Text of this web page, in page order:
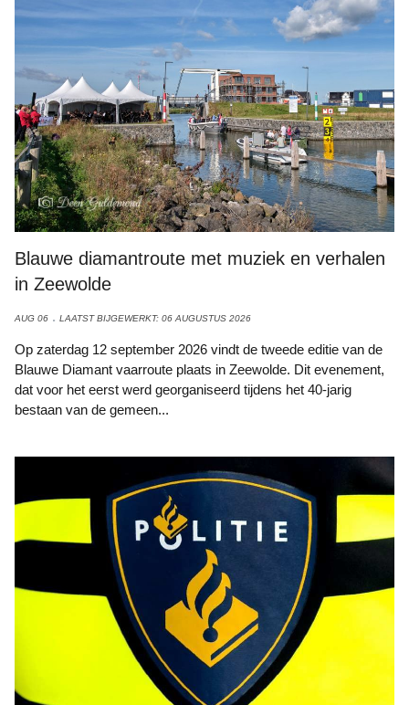
Blauwe diamantroute met muziek en verhalen
in Zeewolde
AUG 06 LAATST BIJGEWERKT: 06 AUGUSTUS 2026
Op zaterdag 12 september 2026 vindt de tweede editie van de
Blauwe Diamant vaarroute plaats in Zeewolde. Dit evenement,
dat voor het eerst werd georganiseerd tijdens het 40-jarig
bestaan van de gemeen...
Scooter in beslag genomen na meldingen van verkeersonveiligheid